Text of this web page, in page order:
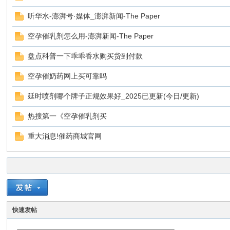
听华水-澎湃号·媒体_澎湃新闻-The Paper
空孕催乳剂怎么用-澎湃新闻-The Paper
盘点科普一下乖乖香水购买货到付款
空孕催奶药网上买可靠吗
延时喷剂哪个牌子正规效果好_2025已更新(今日/更新)
热搜第一《空孕催乳剂买
重大消息!催药商城官网
快速发帖